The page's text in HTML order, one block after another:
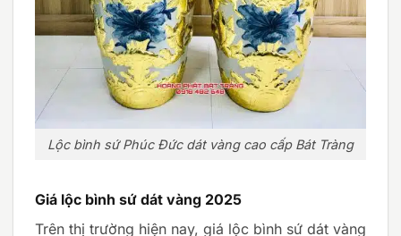
Lộc bình sứ Phúc Đức dát vàng cao cấp Bát Tràng
Giá lộc bình sứ dát vàng 2025
Trên thị trường hiện nay, giá lộc bình sứ dát vàng